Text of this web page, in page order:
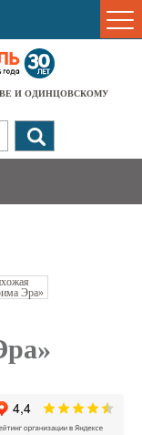
И ОДИНЦОВСКОМУ